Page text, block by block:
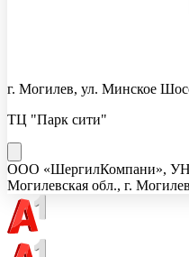
г. Могилев, ул. Минское
ТЦ "Парк сити"
ООО «ШергилКомпани»,
Могилевская обл., г.